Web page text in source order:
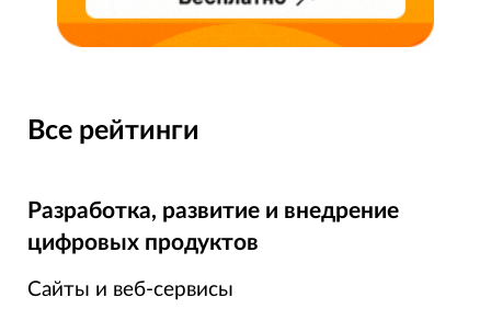
Все рейтинги
Разработка, развитие и внедрение
цифровых продуктов
Сайты и веб-сервисы